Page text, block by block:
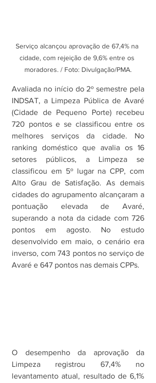
Serviço alcançou aprovação de 67,4% na
cidade, com rejeição de 9,6% entre os
moradores. / Foto: Divulgação/PMA.
Avaliada no início do 2º semestre pela
INDSAT, a Limpeza Pública de Avaré
(Cidade de Pequeno Porte) recebeu
720 pontos e se classificou entre os
melhores serviços da cidade. No
ranking doméstico que avalia os 16
setores públicos, a Limpeza se
classificou em 5º lugar na CPP, com
Alto Grau de Satisfação. As demais
cidades do agrupamento alcançaram a
pontuação elevada de Avaré,
superando a nota da cidade com 726
pontos em agosto. No estudo
desenvolvido em maio, o cenário era
inverso, com 743 pontos no serviço de
Avaré e 647 pontos nas demais CPPs.
O desempenho da aprovação da
Limpeza registrou 67,4% no
levantamento atual, resultado de 6,1%